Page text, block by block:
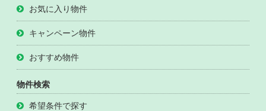
お気に入り物件
キャンペーン物件
おすすめ物件
物件検索
希望条件で探す